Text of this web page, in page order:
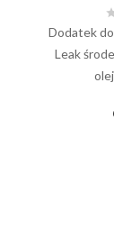
Dodatek
Leak